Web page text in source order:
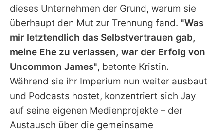
dieses Unternehmen der Grund, warum sie
überhaupt den Mut zur Trennung fand. "Was
mir letztendlich das Selbstvertrauen gab,
meine Ehe zu verlassen, war der Erfolg von
Uncommon James", betonte Kristin.
Während sie ihr Imperium nun weiter ausbaut
und Podcasts hostet, konzentriert sich Jay
auf seine eigenen Medienprojekte – der
Austausch über die gemeinsame